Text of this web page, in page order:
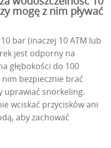
mogę z nim pływać
bar (inaczej 10 ATM lub
jest odporny na
głębokości do 100
bezpiecznie brać
uprawiać snorkeling.
wciskać przycisków ani
aby zachować